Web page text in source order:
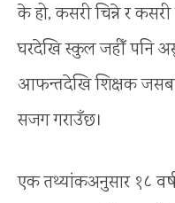
के हो, कसरी चिन्ने र
घरदेखि स्कुल जहीँ पनि
आफन्तदेखि शिक्षक
सजग गराउँछ।
एक तथ्यांकअनुसार १८